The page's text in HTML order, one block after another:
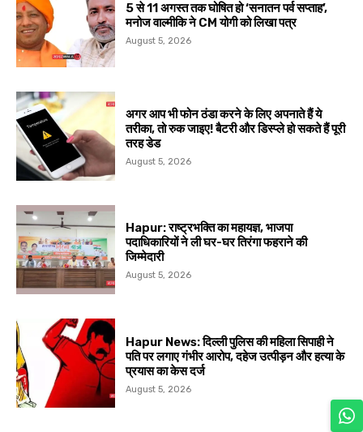
5 से 11 अगस्त तक घोषित हो ‘सनातन पर्व सप्ताह’,
मनोज वाल्मीकि ने CM योगी को लिखा पत्र
August 5, 2026
अगर आप भी फोन ठंडा करने के लिए अपनाते हैं ये
तरीका, तो रुक जाइए! बैटरी और डिस्प्ले हो सकते हैं पूरी
तरह डेड
August 5, 2026
Hapur: राष्ट्रभक्ति का महायज्ञ, भाजपा
पदाधिकारियों ने ली घर-घर तिरंगा फहराने की
जिम्मेदारी
August 5, 2026
Hapur News: दिल्ली पुलिस की महिला सिपाही ने
पति पर लगाए गंभीर आरोप, दहेज उत्पीड़न और हत्या के
प्रयास का केस दर्ज
August 5, 2026